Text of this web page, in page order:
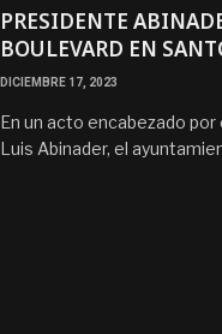
PRESIDENTE
BOULEVARD EN
DICIEMBRE 17, 2023
En un acto encabezado
Luis Abinader, el